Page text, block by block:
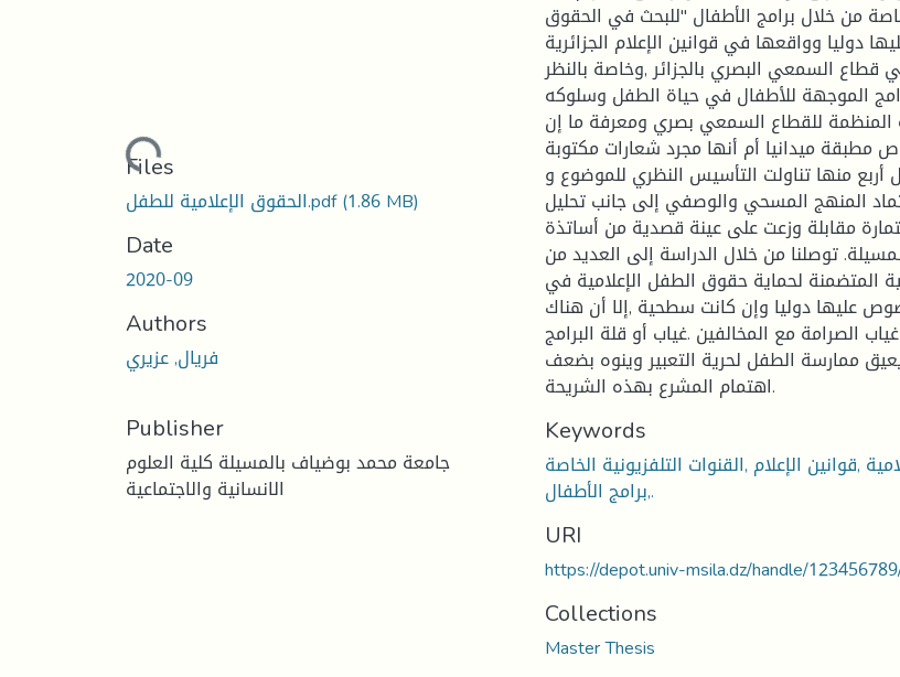
Loading...
Files
الحقوق الإعلامية للطفل.pdf(1.86 MB)
Date
2020-09
Authors
فريال, عزيري
Publisher
جامعة محمد بوضياف بالمسيلة كلية العلوم
الانسانية والاجتماعية
من خلال برامج الأطفال "للبحث في الحقوق
دوليا وواقعها في قوانين الإعلام الجزائرية
السمعي البصري بالجزائر ,وخاصة بالنظر
الموجهة للأطفال في حياة الطفل وسلوكه
المنظمة للقطاع السمعي بصري ومعرفة ما إن
مطبقة ميدانيا أم أنها مجرد شعارات مكتوبة .
منها تناولت التأسيس النظري للموضوع و
المنهج المسحي والوصفي إلى جانب تحليل
مقابلة وزعت على عينة قصدية من أساتذة
توصلنا من خلال الدراسة إلى العديد من
المتضمنة لحماية حقوق الطفل الإعلامية في
عليها دوليا وإن كانت سطحية ,إلا أن هناك
الصرامة مع المخالفين .غياب أو قلة البرامج
ممارسة الطفل لحرية التعبير وينوه بضعف
اهتمام المشرع بهذه الشريحة.
Keywords
,قوانين الإعلام ,القنوات التلفزيونية الخاصة
,برامج الأطفال.
URI
https://depot.univ-msila.dz/handle/
Collections
Master Thesis